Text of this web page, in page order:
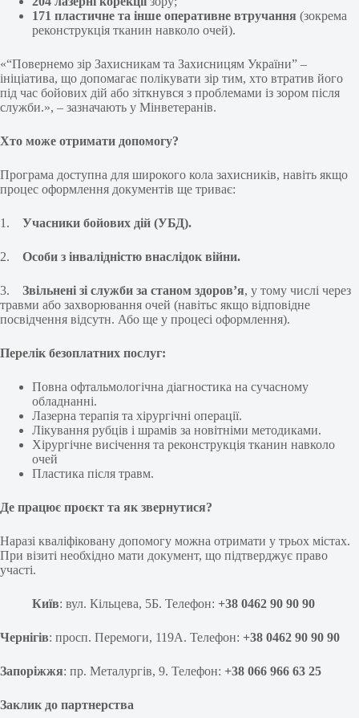
171 пластичне та інше оперативне втручання (зокрема
реконструкція тканин навколо очей).
«“Повернемо зір Захисникам та Захисницям України” –
ініціатива, що допомагає полікувати зір тим, хто втратив його
під час бойових дій або зіткнувся з проблемами із зором після
служби.», – зазначають у Мінветеранів.
Хто може отримати допомогу?
Програма доступна для широкого кола захисників, навіть якщо
процес оформлення документів ще триває:
1. Учасники бойових дій (УБД).
2. Особи з інвалідністю внаслідок війни.
3. Звільнені зі служби за станом здоров’я, у тому числі через
травми або захворювання очей (навітьс якщо відповідне
посвідчення відсутн. Або ще у процесі оформлення).
Перелік безоплатних послуг:
Повна офтальмологічна діагностика на сучасному
обладнанні.
Лазерна терапія та хірургічні операції.
Лікування рубців і шрамів за новітніми методиками.
Хірургічне висічення та реконструкція тканин навколо
очей
Пластика після травм.
Де працює проєкт та як звернутися?
Наразі кваліфіковану допомогу можна отримати у трьох містах.
При візиті необхідно мати документ, що підтверджує право
участі.
Київ: вул. Кільцева, 5Б. Телефон: +38 0462 90 90 90
Чернігів: просп. Перемоги, 119А. Телефон: +38 0462 90 90 90
Запоріжжя: пр. Металургів, 9. Телефон: +38 066 966 63 25
Заклик до партнерства